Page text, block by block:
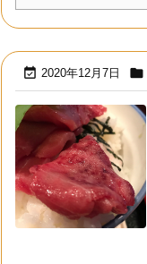
 2020年12月7日 